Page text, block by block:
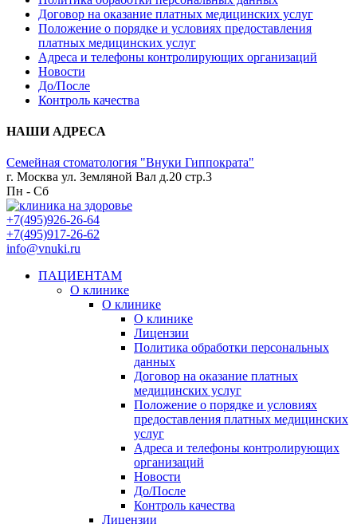
Договор на оказание платных медицинских услуг
Положение о порядке и условиях предоставления
платных медицинских услуг
Адреса и телефоны контролирующих организаций
Новости
До/После
Контроль качества
НАШИ АДРЕСА
Семейная стоматология "Внуки Гиппократа"
г. Москва ул. Земляной Вал д.20 стр.3
Пн - Сб
+7(495)926-26-64
+7(495)917-26-62
info@vnuki.ru
ПАЦИЕНТАМ
О клинике
О клинике
О клинике
Лицензии
Политика обработки персональных
данных
Договор на оказание платных
медицинских услуг
Положение о порядке и условиях
предоставления платных медицинских
услуг
Адреса и телефоны контролирующих
организаций
Новости
До/После
Контроль качества
Лицензии